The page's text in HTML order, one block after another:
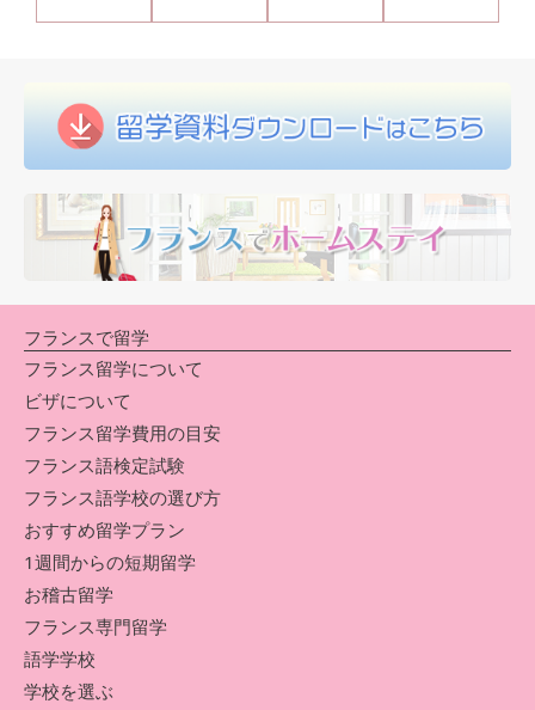
フランスで留学
フランス留学について
ビザについて
フランス留学費用の目安
フランス語検定試験
フランス語学校の選び方
おすすめ留学プラン
1週間からの短期留学
お稽古留学
フランス専門留学
語学学校
学校を選ぶ